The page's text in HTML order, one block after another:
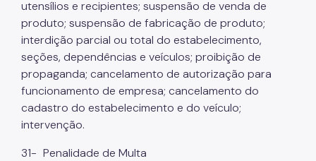
utensílios e recipientes; suspensão de venda de
produto; suspensão de fabricação de produto;
interdição parcial ou total do estabelecimento,
seções, dependências e veículos; proibição de
propaganda; cancelamento de autorização para
funcionamento de empresa; cancelamento do
cadastro do estabelecimento e do veículo;
intervenção.
31- Penalidade de Multa